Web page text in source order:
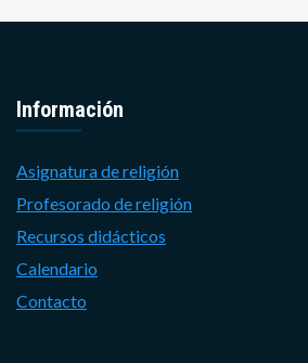
Información
Asignatura de religión
Profesorado de religión
Recursos didácticos
Calendario
Contacto